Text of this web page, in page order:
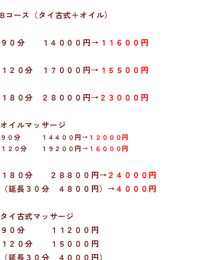
Bコース（タイ古式＋オイル）
９０分 １４０００円→ １１６００円
１２０分 １７０００円→ １５５００円
１８０分 ２８０００円→ ２３０００円
オイルマッサージ
９０分 １４４００円→ １２０００円
１２０分 １９２００円→ １６０００円
１８０分 ２８８００円→ ２４０００円
（延長３０分 ４８００円）→ ４０００円
タイ古式マッサージ
９０分 １１２００円
１２０分 １５０００円
（延長３０分 ４０００円）